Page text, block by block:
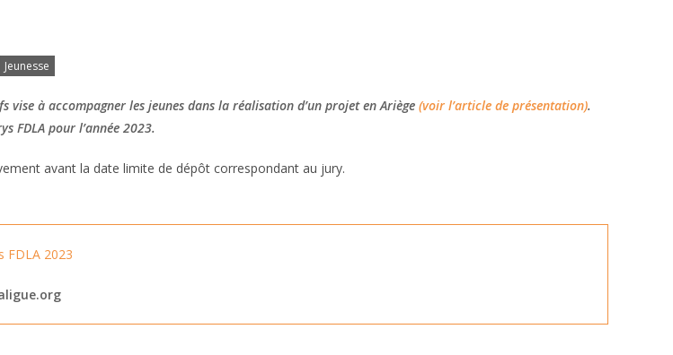
Jeunesse
vise à accompagner les jeunes dans la réalisation d’un projet en Ariège (voir l’article de présentation).
FDLA pour l’année 2023.
avant la date limite de dépôt correspondant au jury.
FDLA 2023